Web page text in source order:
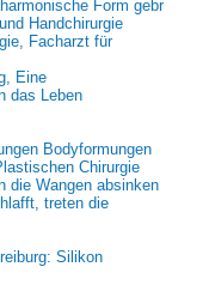
Form gebr
Handchirurgie
Facharzt für
Eine
das Leben
Bodyformungen
Chirurgie
die Wangen absinken
treten die
Silikon